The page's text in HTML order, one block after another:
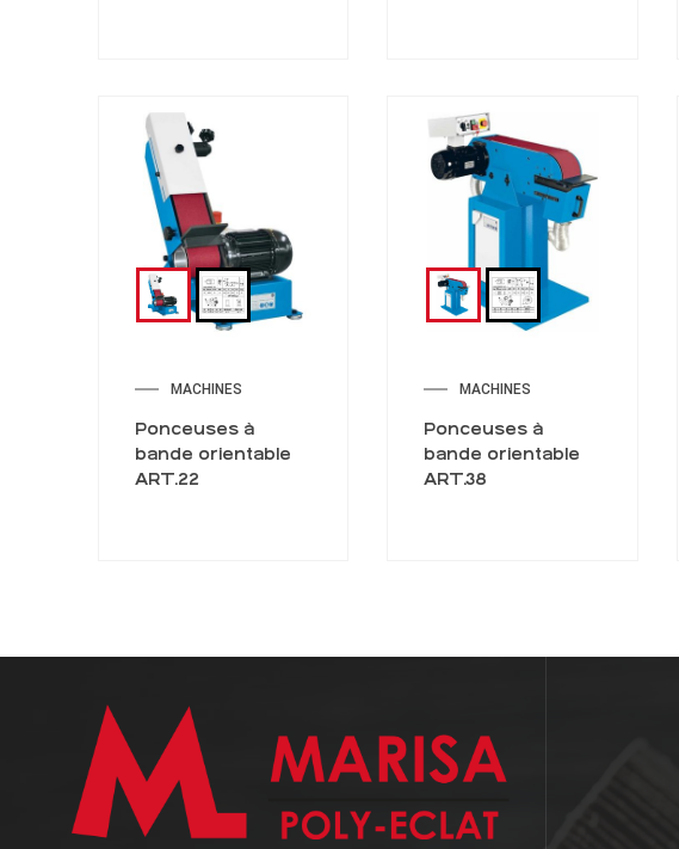
MACHINES
Ponceuses à
bande orientable
ART.22
MACHINES
Ponceuses à
bande orientable
ART.38